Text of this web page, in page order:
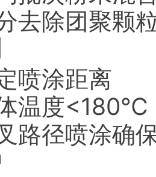
去除团聚颗
喷涂距离
温度<180℃
路径喷涂确